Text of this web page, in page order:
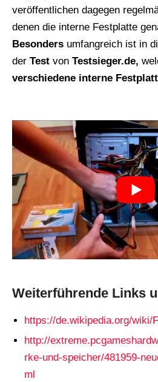
veröffentlichen dagegen
denen die interne Festplatte
Besonders umfangreich ist in
der Test von Testsieger.de,
verschiedene interne
Weiterführende Links
https://de.wikipedia.org/wiki/
http://
rke-und-speicher/481959-
ml